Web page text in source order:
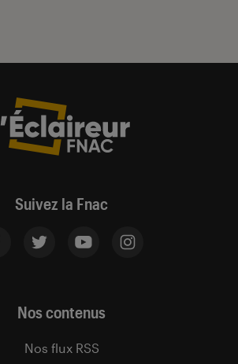
Suivez la Fnac
Nos contenus
Nos flux RSS